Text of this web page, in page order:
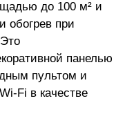
до 100 м² и
обогрев при
панелью
пультом и
Fi в качестве